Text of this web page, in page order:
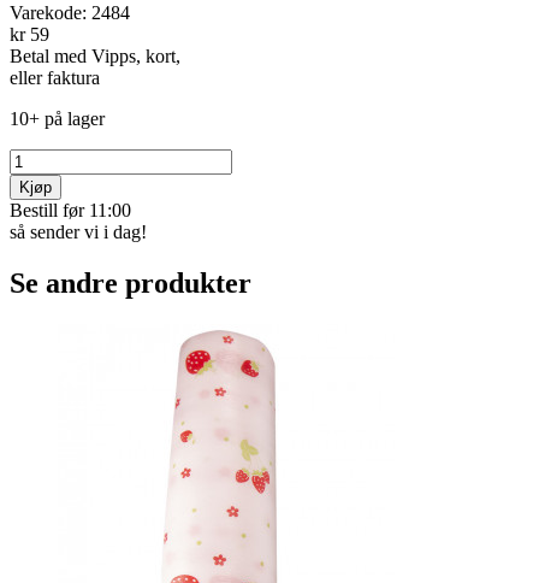
Varekode: 2484
kr 59
Betal med Vipps, kort,
eller faktura
10+ på lager
Kjøp
Bestill før 11:00
så sender vi i dag!
Se andre produkter